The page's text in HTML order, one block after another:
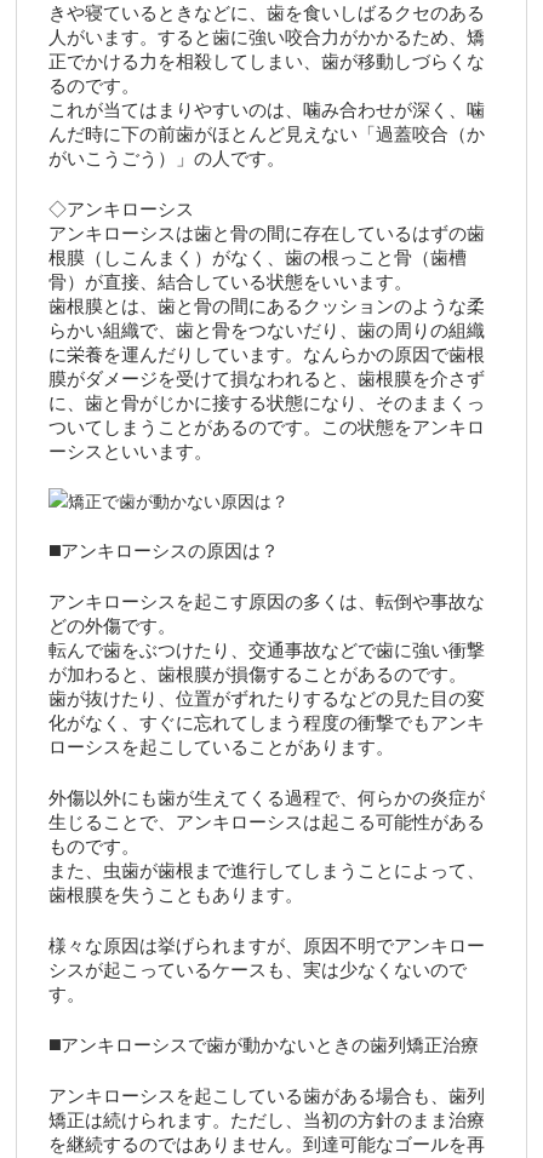
きや寝ているときなどに、歯を食いしばるクセのある
人がいます。すると歯に強い咬合力がかかるため、矯
正でかける力を相殺してしまい、歯が移動しづらくな
るのです。
これが当てはまりやすいのは、噛み合わせが深く、噛
んだ時に下の前歯がほとんど見えない「過蓋咬合（か
がいこうごう）」の人です。
◇アンキローシス
アンキローシスは歯と骨の間に存在しているはずの歯
根膜（しこんまく）がなく、歯の根っこと骨（歯槽
骨）が直接、結合している状態をいいます。
歯根膜とは、歯と骨の間にあるクッションのような柔
らかい組織で、歯と骨をつないだり、歯の周りの組織
に栄養を運んだりしています。なんらかの原因で歯根
膜がダメージを受けて損なわれると、歯根膜を介さず
に、歯と骨がじかに接する状態になり、そのままくっ
ついてしまうことがあるのです。この状態をアンキロ
ーシスといいます。
◼️アンキローシスの原因は？
アンキローシスを起こす原因の多くは、転倒や事故な
どの外傷です。
転んで歯をぶつけたり、交通事故などで歯に強い衝撃
が加わると、歯根膜が損傷することがあるのです。
歯が抜けたり、位置がずれたりするなどの見た目の変
化がなく、すぐに忘れてしまう程度の衝撃でもアンキ
ローシスを起こしていることがあります。
外傷以外にも歯が生えてくる過程で、何らかの炎症が
生じることで、アンキローシスは起こる可能性がある
ものです。
また、虫歯が歯根まで進行してしまうことによって、
歯根膜を失うこともあります。
様々な原因は挙げられますが、原因不明でアンキロー
シスが起こっているケースも、実は少なくないので
す。
◼️アンキローシスで歯が動かないときの歯列矯正治療
アンキローシスを起こしている歯がある場合も、歯列
矯正は続けられます。ただし、当初の方針のまま治療
を継続するのではありません。到達可能なゴールを再